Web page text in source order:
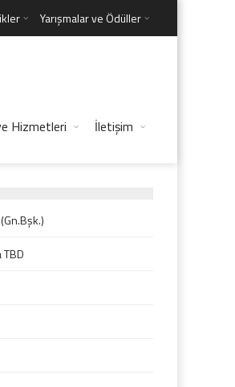
Yarışmalar ve Ödüller
Hizmetleri İletişim